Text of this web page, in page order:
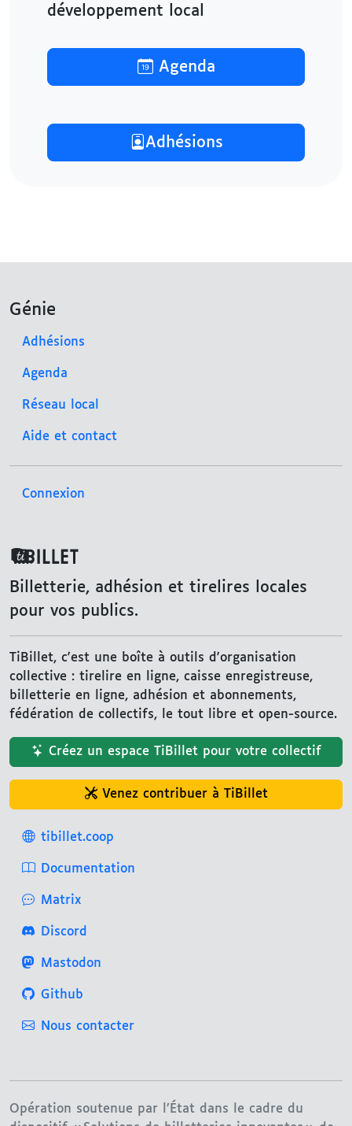
développement local
Agenda
Adhésions
Génie
Adhésions
Agenda
Réseau local
Aide et contact
Connexion
Billetterie, adhésion et tirelires locales
pour vos publics.
TiBillet, c'est une boîte à outils d'organisation
collective : tirelire en ligne, caisse enregistreuse,
billetterie en ligne, adhésion et abonnements,
fédération de collectifs, le tout libre et open-source.
Créez un espace TiBillet pour votre collectif
Venez contribuer à TiBillet
tibillet.coop
Documentation
Matrix
Discord
Mastodon
Github
Nous contacter
Opération soutenue par l’État dans le cadre du